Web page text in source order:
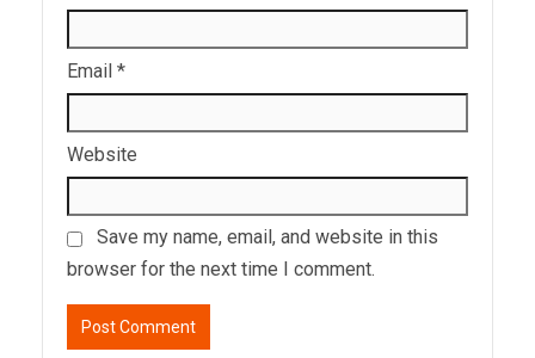
Email *
Website
Save my name, email, and website in this
browser for the next time I comment.